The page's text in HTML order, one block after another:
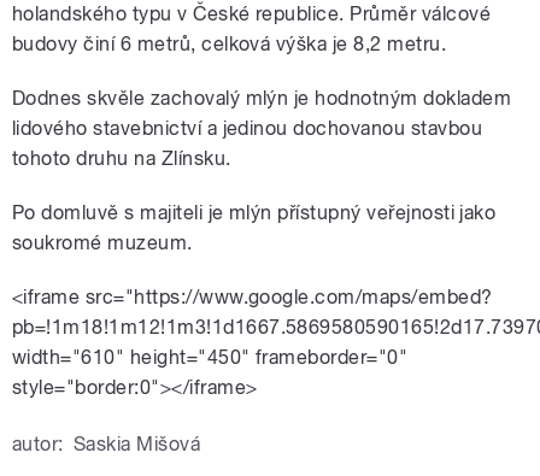
holandského typu v České republice. Průměr válcové
budovy činí 6 metrů, celková výška je 8,2 metru.
Dodnes skvěle zachovalý mlýn je hodnotným dokladem
lidového stavebnictví a jedinou dochovanou stavbou
tohoto druhu na Zlínsku.
Po domluvě s majiteli je mlýn přístupný veřejnosti jako
soukromé muzeum.
<iframe src="https://www.google.com/maps/embed?
width="610" height="450" frameborder="0"
style="border:0"></iframe>
autor: Saskia Mišová